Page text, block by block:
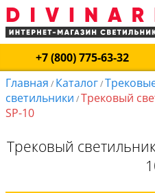
+7 (800) 775-63-32
Главная / Каталог/
светильники /Трековый
SP-10
Трековый